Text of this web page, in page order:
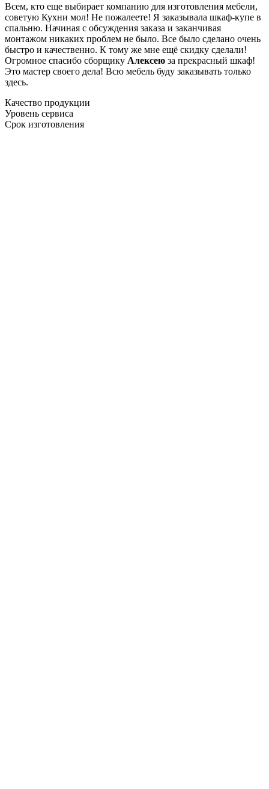
Всем, кто еще выбирает компанию для изготовления мебели,
советую Кухни мол! Не пожалеете! Я заказывала шкаф-купе в
спальню. Начиная с обсуждения заказа и заканчивая
монтажом никаких проблем не было. Все было сделано очень
быстро и качественно. К тому же мне ещё скидку сделали!
Огромное спасибо сборщику Алексею за прекрасный шкаф!
Это мастер своего дела! Всю мебель буду заказывать только
здесь.
Качество продукции
Уровень сервиса
Срок изготовления